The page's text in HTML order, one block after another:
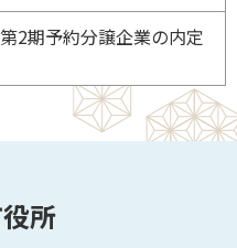
2期予約分譲企業の内定
所